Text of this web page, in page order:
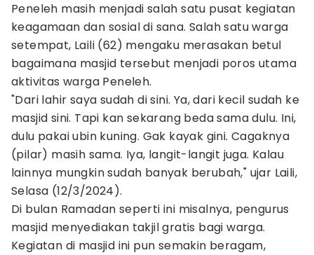
Peneleh masih menjadi salah satu pusat kegiatan
keagamaan dan sosial di sana. Salah satu warga
setempat, Laili (62) mengaku merasakan betul
bagaimana masjid tersebut menjadi poros utama
aktivitas warga Peneleh.
"Dari lahir saya sudah di sini. Ya, dari kecil sudah ke
masjid sini. Tapi kan sekarang beda sama dulu. Ini,
dulu pakai ubin kuning. Gak kayak gini. Cagaknya
(pilar) masih sama. Iya, langit-langit juga. Kalau
lainnya mungkin sudah banyak berubah," ujar Laili,
Selasa (12/3/2024).
Di bulan Ramadan seperti ini misalnya, pengurus
masjid menyediakan takjil gratis bagi warga.
Kegiatan di masjid ini pun semakin beragam,